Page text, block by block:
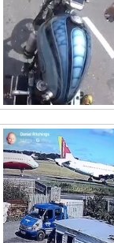
【悲報】日本人艦これ絵
海外「全部日本の真似だ
【日本横断】大型の台風
海外「日本なんて行くん
【AKB48】アカペラアイ
有原航平、2試合連続完封
『ドラクエ9 リメイク』
トー横キッズ、大人に失
【画像】おまえらくんの
【画像】この女優さん、
【朗報】齋藤飛鳥、前屈